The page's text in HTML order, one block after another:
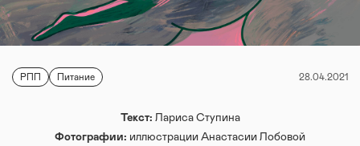
РПП Питание 28.04.2021
Текст: Лариса Ступина
Фотографии: иллюстрации Анастасии Лобовой